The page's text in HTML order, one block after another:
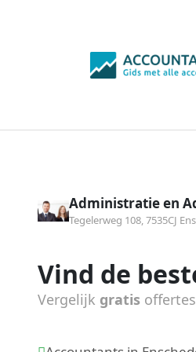
Administratie en
Tegelerweg 108, 7535CJ
Vind de
Vergelijk gratis